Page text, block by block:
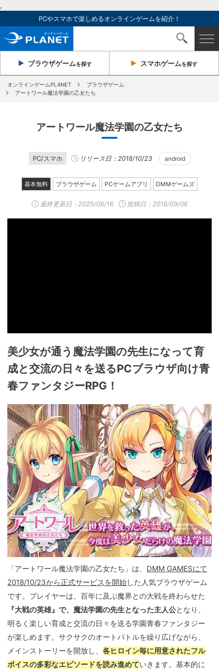
,
PCやスマホで楽しめるオンラインゲームを紹介！
ブラウザゲームを探す スマホゲームを探す
オンラインゲームPLANET
ブラウザゲーム
アートワール魔法学園の乙女たち
アートワール魔法学園の乙女たち
PC/スマホ リリース日：2018/10/23 android
基本無料 ブラウザゲーム PCゲームアプリ DMMゲームズ
最終更新日： 2025/06/16 投稿日：2018/09/06
美少女が通う魔法学園の先生になって育
成と交流の日々を送るPCブラウザ向け青
春ファンタジーRPG！
「アートワール魔法学園の乙女たち」は、 DMM GAMESにて
2018/10/23から正式サービスを開始した人気ブラウザゲーム
です。プレイヤーは、百年に及ぶ魔界との大戦を終わらせた
『大戦の英雄』で、魔法学園の先生となった主人公となり、
明るく楽しい育成と交流の日々を送る学園青春ファンタジー
が楽しめます。サクサクのオートバトルを繰り広げながら、
メインストーリーを開放し、 各ヒロイン毎に用意されたフル
ボイスの多彩なエピソードを読み進めていきます。基本的に